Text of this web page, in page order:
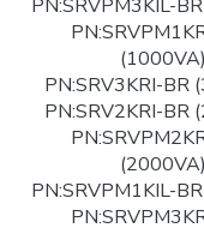
PN:SRVPM3KIL-
(1000VA)
PN:SRV3KRI-BR
PN:SRV2KRI-BR
(2000VA)
PN:SRVPM1KIL-